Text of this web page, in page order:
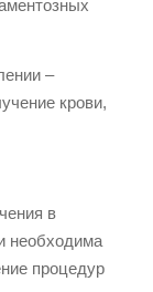
–
крови,
в
необходима
процедур